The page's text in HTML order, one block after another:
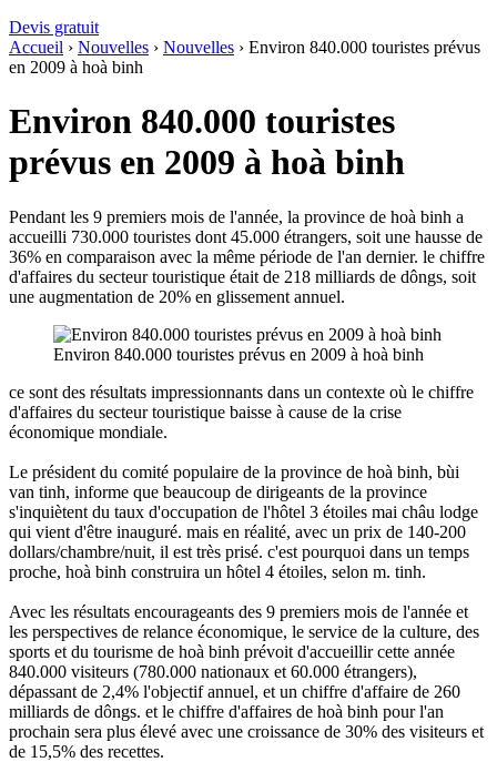
Devis gratuit
Accueil › Nouvelles › Nouvelles › Environ 840.000 touristes prévus
en 2009 à hoà binh
Environ 840.000 touristes
prévus en 2009 à hoà binh
Pendant les 9 premiers mois de l'année, la province de hoà binh a
accueilli 730.000 touristes dont 45.000 étrangers, soit une hausse de
36% en comparaison avec la même période de l'an dernier. le chiffre
d'affaires du secteur touristique était de 218 milliards de dôngs, soit
une augmentation de 20% en glissement annuel.
Environ 840.000 touristes prévus en 2009 à hoà binh
ce sont des résultats impressionnants dans un contexte où le chiffre
d'affaires du secteur touristique baisse à cause de la crise
économique mondiale.
Le président du comité populaire de la province de hoà binh, bùi
van tinh, informe que beaucoup de dirigeants de la province
s'inquiètent du taux d'occupation de l'hôtel 3 étoiles mai châu lodge
qui vient d'être inauguré. mais en réalité, avec un prix de 140-200
dollars/chambre/nuit, il est très prisé. c'est pourquoi dans un temps
proche, hoà binh construira un hôtel 4 étoiles, selon m. tinh.
Avec les résultats encourageants des 9 premiers mois de l'année et
les perspectives de relance économique, le service de la culture, des
sports et du tourisme de hoà binh prévoit d'accueillir cette année
840.000 visiteurs (780.000 nationaux et 60.000 étrangers),
dépassant de 2,4% l'objectif annuel, et un chiffre d'affaire de 260
milliards de dôngs. et le chiffre d'affaires de hoà binh pour l'an
prochain sera plus élevé avec une croissance de 30% des visiteurs et
de 15,5% des recettes.